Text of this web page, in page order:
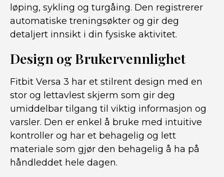
løping, sykling og turgåing. Den registrerer
automatiske treningsøkter og gir deg
detaljert innsikt i din fysiske aktivitet.
Design og Brukervennlighet
Fitbit Versa 3 har et stilrent design med en
stor og lettavlest skjerm som gir deg
umiddelbar tilgang til viktig informasjon og
varsler. Den er enkel å bruke med intuitive
kontroller og har et behagelig og lett
materiale som gjør den behagelig å ha på
håndleddet hele dagen.